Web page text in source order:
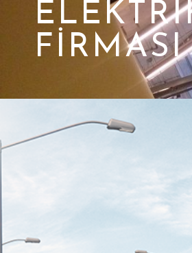
FIRMASI